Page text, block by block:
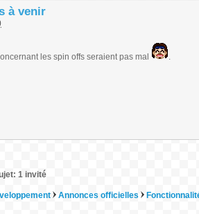
à venir
les spin offs seraient pas mal .
1 invité
Annonces officielles